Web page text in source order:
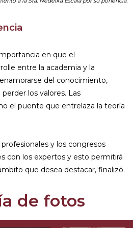
en que el
entre la academia y la
del conocimiento,
los valores. Las
el puente que entrelaza la teoría
y los congresos
con los expertos y esto permitirá
que desea destacar, finalizó.
de fotos